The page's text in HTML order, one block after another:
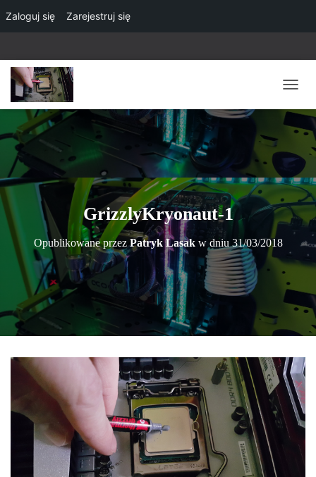
Zaloguj się Zarejestruj się
R
E
Ą
C
Z
N
A
G
C
Ę
GrizzlyKryonaut-1
Opublikowane przezPatryk Lasakw dniu 31/03/2018